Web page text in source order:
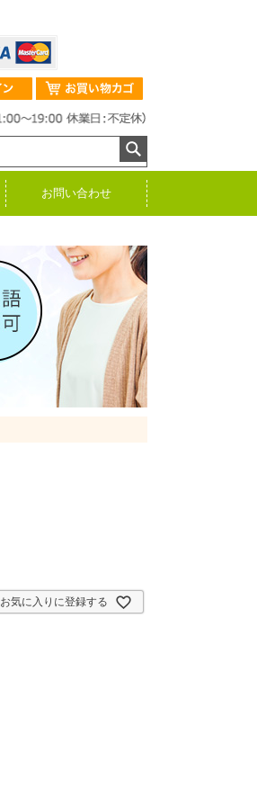
お問い合わせ
お気に入りに登録する